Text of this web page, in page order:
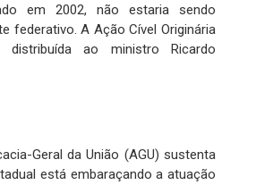
em 2002, não estaria sendo
federativo. A Ação Cível Originária
ao ministro Ricardo
Geral da União (AGU) sustenta
está embaraçando a atuação